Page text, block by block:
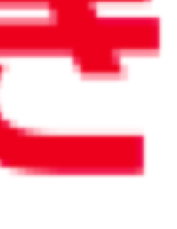
【2026年8月号】ち
2
（6）】経営者に係る
テレワークや外出中